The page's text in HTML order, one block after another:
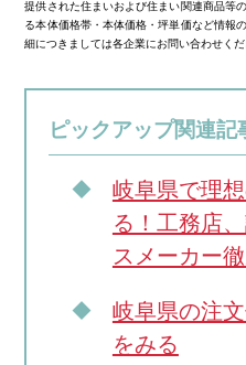
提供された住まいおよび住まい関連商品等
る本体価格帯・本体価格・坪単価など情報
細につきましては各企業にお問い合わせくだ
ピックアップ関連記
岐阜県で理
る！工務店
スメーカー
岐阜県の注
をみる